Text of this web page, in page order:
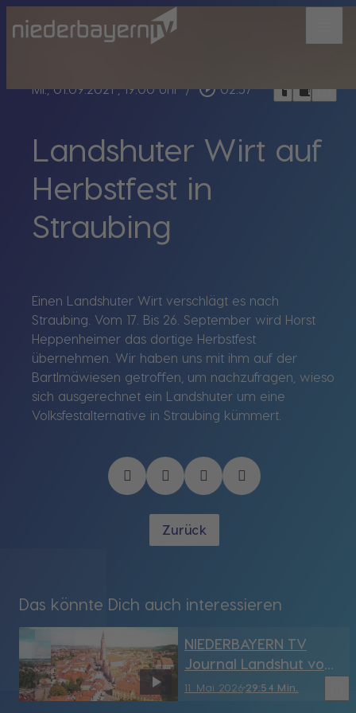
Mi., 01.09.2021, 19:00 Uhr / play_circle_outline 02:57 headphoneschrome_reader_modebookmark_border
Landshuter Wirt auf
Herbstfest in
Straubing
Einen Landshuter Wirt verschlägt es nach
Straubing. Vom 17. Bis 26. September wird Horst
Heppenheimer das dortige Herbstfest
übernehmen. Wir haben uns mit ihm auf der
Bartlmäwiesen getroffen, um nachzufragen, wieso
sich ausgerechnet ein Landshuter um eine
Volksfestalternative in Straubing kümmert.
Zurück
Das könnte Dich auch interessieren
11. Mai 202629:54 Min.
NIEDERBAYERN TV
Journal Landshut vom
11.05.2026